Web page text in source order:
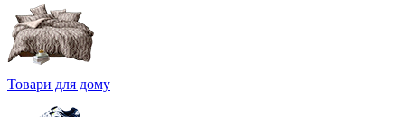
Товари для дому